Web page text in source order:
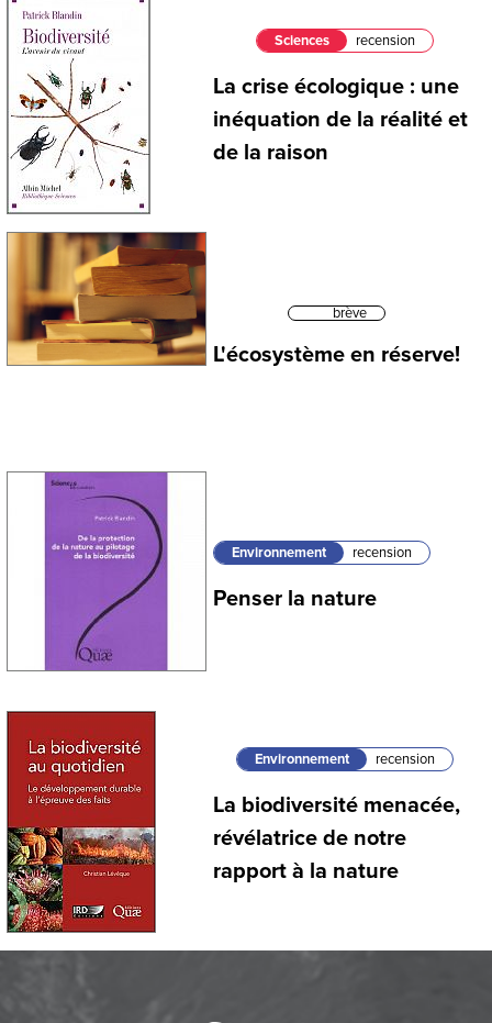
Sciences recension
La crise écologique : une
inéquation de la réalité et
de la raison
brève
L'écosystème en réserve!
Environnement recension
Penser la nature
Environnement recension
La biodiversité menacée,
révélatrice de notre
rapport à la nature